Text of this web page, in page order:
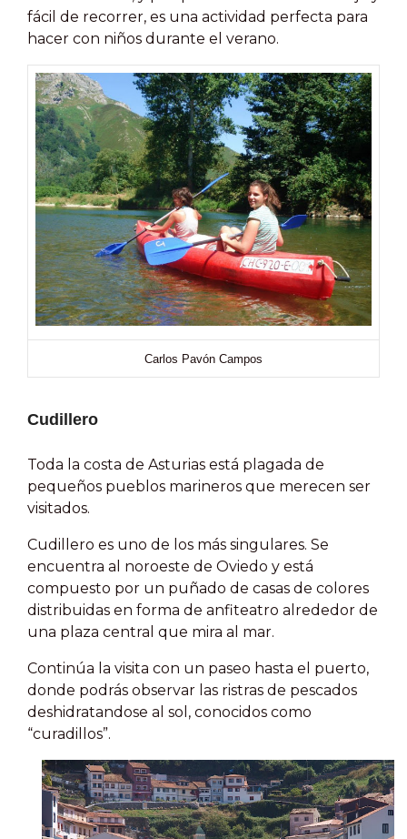
fácil de recorrer, es una actividad perfecta para
hacer con niños durante el verano.
Carlos Pavón Campos
Cudillero
Toda la costa de Asturias está plagada de
pequeños pueblos marineros que merecen ser
visitados.
Cudillero es uno de los más singulares. Se
encuentra al noroeste de Oviedo y está
compuesto por un puñado de casas de colores
distribuidas en forma de anfiteatro alrededor de
una plaza central que mira al mar.
Continúa la visita con un paseo hasta el puerto,
donde podrás observar las ristras de pescados
deshidratandose al sol, conocidos como
“curadillos”.